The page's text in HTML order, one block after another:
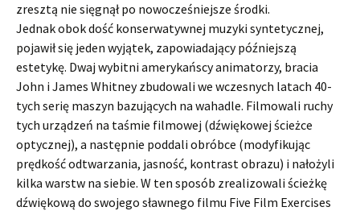
zresztą nie sięgnął po nowocześniejsze środki.
Jednak obok dość konserwatywnej muzyki syntetycznej,
pojawił się jeden wyjątek, zapowiadający późniejszą
estetykę. Dwaj wybitni amerykańscy animatorzy, bracia
John i James Whitney zbudowali we wczesnych latach 40-
tych serię maszyn bazujących na wahadle. Filmowali ruchy
tych urządzeń na taśmie filmowej (dźwiękowej ścieżce
optycznej), a następnie poddali obróbce (modyfikując
prędkość odtwarzania, jasność, kontrast obrazu) i nałożyli
kilka warstw na siebie. W ten sposób zrealizowali ścieżkę
dźwiękową do swojego sławnego filmu Five Film Exercises